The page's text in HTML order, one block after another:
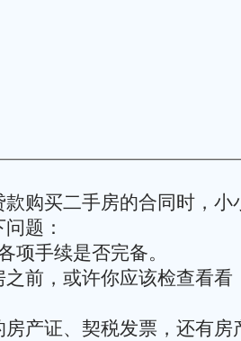
买二手房的合同时，小
题：
手续是否完备。
，或许你应该检查看看
证、契税发票，还有房